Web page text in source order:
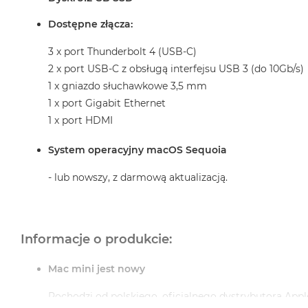
Dostępne złącza:
3 x port Thunderbolt 4 (USB-C)
2 x port USB-C z obsługą interfejsu USB 3 (do 10Gb/s)
1 x gniazdo słuchawkowe 3,5 mm
1 x port Gigabit Ethernet
1 x port HDMI
System operacyjny macOS Sequoia
- lub nowszy, z darmową aktualizacją.
Informacje o produkcie:
Mac mini jest nowy
Pochodzi od polskiego, oficjalnego dystrybutora